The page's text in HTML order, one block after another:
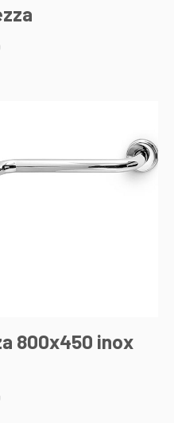
800x450 inox